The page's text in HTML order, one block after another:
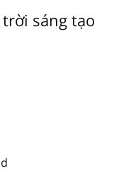
sáng tạo